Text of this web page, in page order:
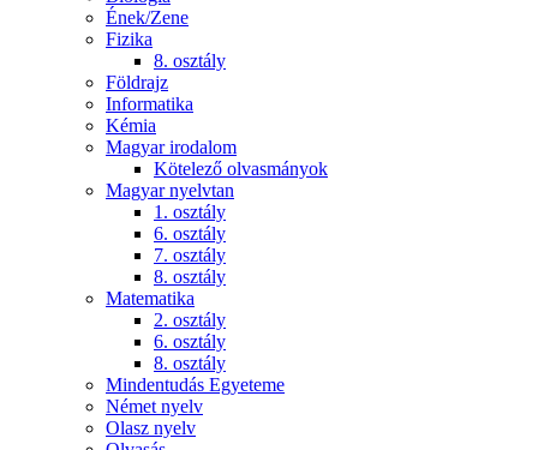
Ének/Zene
Fizika
8. osztály
Földrajz
Informatika
Kémia
Magyar irodalom
Kötelező olvasmányok
Magyar nyelvtan
1. osztály
6. osztály
7. osztály
8. osztály
Matematika
2. osztály
6. osztály
8. osztály
Mindentudás Egyeteme
Német nyelv
Olasz nyelv